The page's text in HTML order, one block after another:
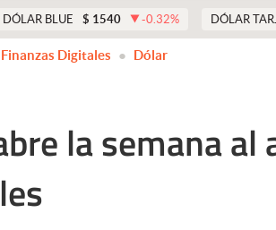
DÓLAR BLUE $ 1540 -0.32% DÓLAR
Finanzas Digitales Dólar
la semana